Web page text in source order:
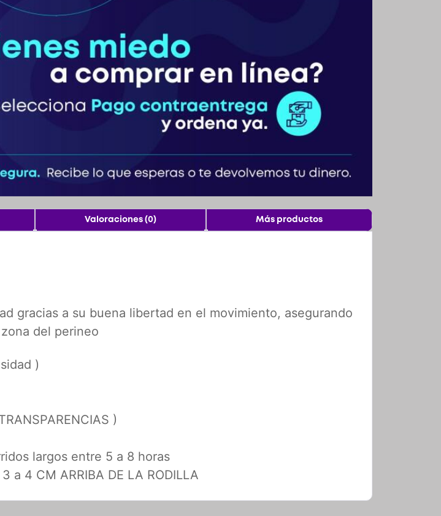
Valoraciones (0) Más productos
gracias a su buena libertad en el movimiento, asegurando
del perineo
)
)
largos entre 5 a 8 horas
a 4 CM ARRIBA DE LA RODILLA